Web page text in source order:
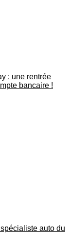
: une rentrée
bancaire !
auto du